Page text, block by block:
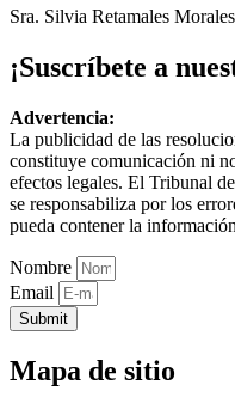
Sra. Silvia Retamales Morales
¡Suscríbete a
Advertencia:
La publicidad de las
constituye comunicación ni
efectos legales. El Tribunal
se responsabiliza por los
pueda contener la
Nombre
Email
Submit
Mapa de sitio